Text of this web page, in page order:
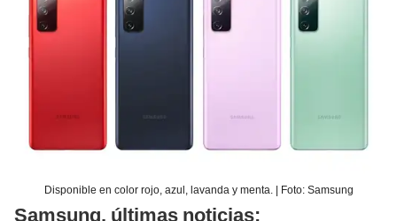
Disponible en color rojo, azul, lavanda y menta. | Foto: Samsung
Samsung, últimas noticias: